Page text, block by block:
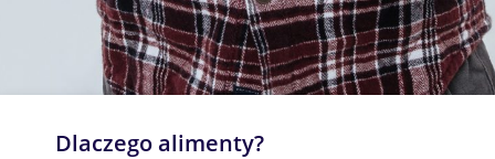
Dlaczego alimenty?